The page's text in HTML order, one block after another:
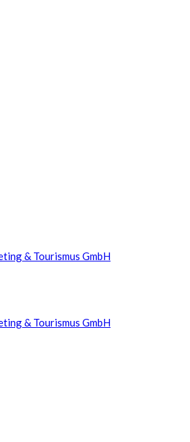
& Tourismus GmbH
& Tourismus GmbH